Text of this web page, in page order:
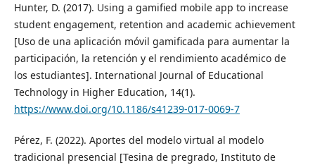
Hunter, D. (2017). Using a gamified mobile app to increase
student engagement, retention and academic achievement
[Uso de una aplicación móvil gamificada para aumentar la
participación, la retención y el rendimiento académico de
los estudiantes]. International Journal of Educational
Technology in Higher Education, 14(1).
https://www.doi.org/10.1186/s41239-017-0069-7
Pérez, F. (2022). Aportes del modelo virtual al modelo
tradicional presencial [Tesina de pregrado, Instituto de